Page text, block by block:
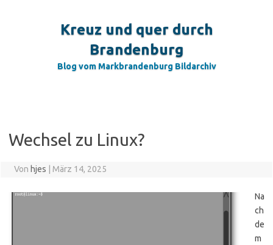
Kreuz und quer durch
Brandenburg
Blog vom Markbrandenburg Bildarchiv
Wechsel zu Linux?
Von hjes März 14, 2025
Na
ch
de
m